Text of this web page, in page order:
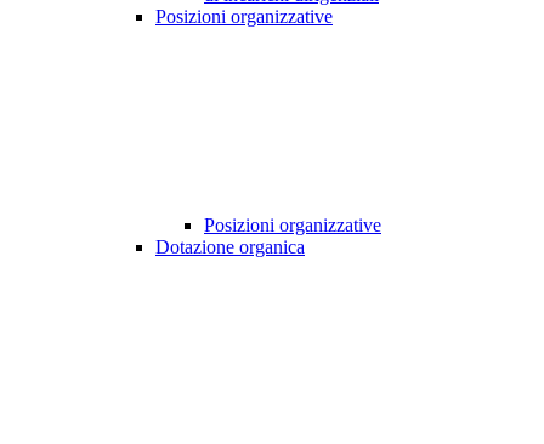
Posizioni organizzative
Posizioni organizzative
Dotazione organica